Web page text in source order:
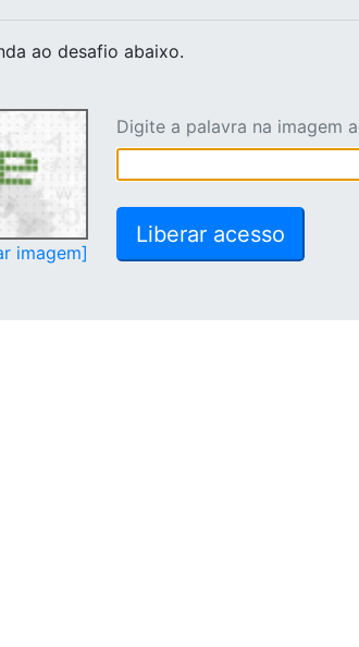
ao desafio abaixo.
imagem]
Digite a palavra na imagem